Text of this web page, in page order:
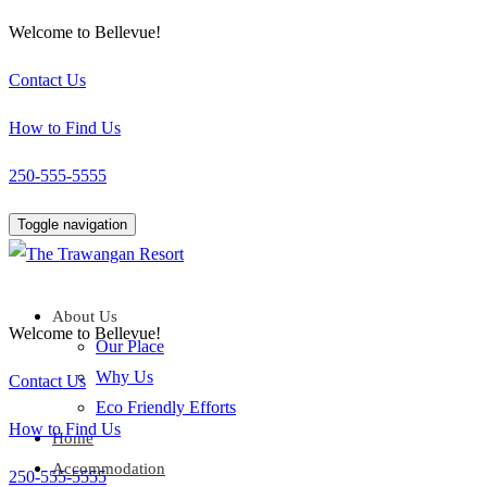
Welcome to Bellevue!
Contact Us
How to Find Us
250-555-5555
Toggle navigation
About Us
Our Place
Why Us
Eco Friendly Efforts
Home
Accommodation
Welcome to Bellevue!
Contact Us
How to Find Us
250-555-5555